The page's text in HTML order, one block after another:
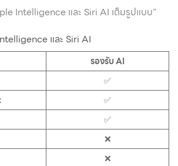
Intelligence และ Siri AI เต็มรูปแบบ”
และ Siri AI
รองรับ AI
✅
✅
✅
❌
❌